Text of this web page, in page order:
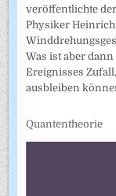
veröffentlichte
Physiker
Was ist aber
Ereignisses
ausbleiben
Quantentheorie